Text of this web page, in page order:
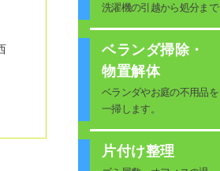
洗濯機の引越から処分まで
ベランダ掃除・
物置解体
ベランダやお庭の不用品を
一掃します。
片付け整理